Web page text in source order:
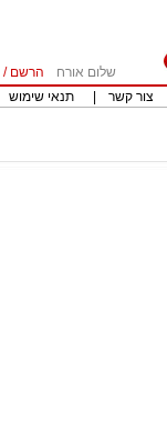
שלום אורח הרשם /
צור קשר תנאי שימוש